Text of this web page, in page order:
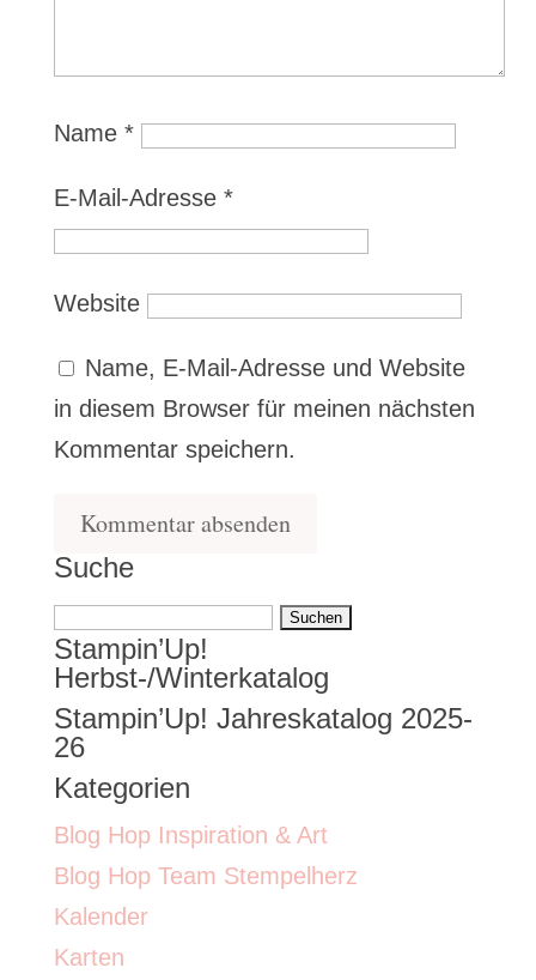
Name *
E-Mail-Adresse *
Website
Name, E-Mail-Adresse und Website
in diesem Browser für meinen nächsten
Kommentar speichern.
Suche
Suchen
nach:
Stampin’Up!
Herbst-/Winterkatalog
Stampin’Up! Jahreskatalog 2025-
26
Kategorien
Blog Hop Inspiration & Art
Blog Hop Team Stempelherz
Kalender
Karten